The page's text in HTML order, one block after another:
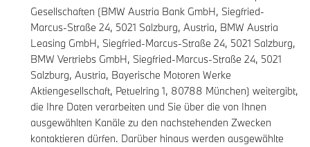
Gesellschaften (BMW Austria Bank GmbH, Siegfried-
Marcus-Straße 24, 5021 Salzburg, Austria, BMW Austria
Leasing GmbH, Siegfried-Marcus-Straße 24, 5021 Salzburg,
BMW Vertriebs GmbH, Siegfried-Marcus-Straße 24, 5021
Salzburg, Austria, Bayerische Motoren Werke
Aktiengesellschaft, Petuelring 1, 80788 München) weitergibt,
die Ihre Daten verarbeiten und Sie über die von Ihnen
ausgewählten Kanäle zu den nachstehenden Zwecken
kontaktieren dürfen. Darüber hinaus werden ausgewählte